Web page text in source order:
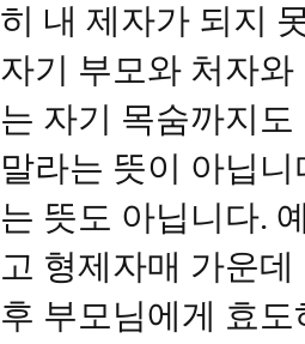
히 내 제자가 되지
자기 부모와 처자
는 자기 목숨까지
말라는 뜻이 아닙
는 뜻도 아닙니다.
고 형제자매 가운
후 부모님에게 효